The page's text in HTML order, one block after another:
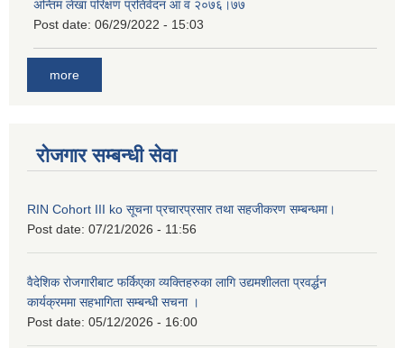
अन्तिम लेखा परिक्षण प्रतिवेदन आ व २०७६।७७
Post date: 06/29/2022 - 15:03
more
रोजगार सम्बन्धी सेवा
RIN Cohort III ko सूचना प्रचारप्रसार तथा सहजीकरण सम्बन्धमा।
Post date: 07/21/2026 - 11:56
वैदेशिक रोजगारीबाट फर्किएका व्यक्तिहरुका लागि उद्यमशीलता प्रवर्द्धन
कार्यक्रममा सहभागिता सम्बन्धी सचना ।
Post date: 05/12/2026 - 16:00